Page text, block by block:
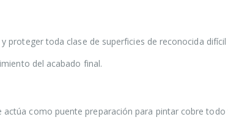
proteger toda clase de superficies de reconocida difícil
del acabado final.
como puente preparación para pintar cobre todo